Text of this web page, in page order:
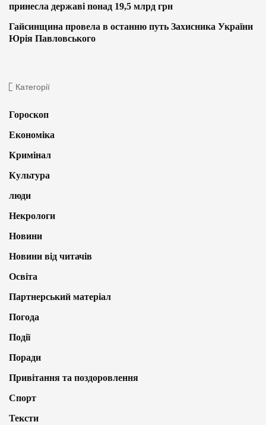
принесла державі понад 19,5 млрд грн
Гайсинщина провела в останню путь Захисника України
Юрія Павловського
Категорії
Гороскоп
Економіка
Кримінал
Культура
люди
Некрологи
Новини
Новини від читачів
Освіта
Партнерський матеріал
Погода
Події
Поради
Привітання та поздоровлення
Спорт
Тексти